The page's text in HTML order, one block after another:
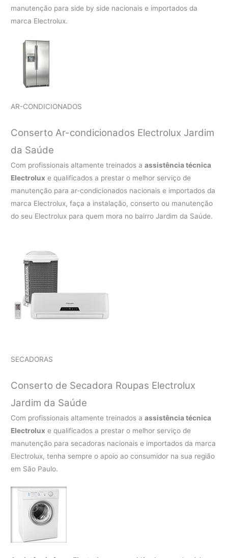
manutenção para side by side nacionais e importados da
marca Electrolux.
AR-CONDICIONADOS
Conserto Ar-condicionados Electrolux Jardim
da Saúde
Com profissionais altamente treinados aassistência técnica
Electrolux e qualificados a prestar o melhor serviço de
manutenção para ar-condicionados nacionais e importados da
marca Electrolux, faça a instalação, conserto ou manutenção
do seu Electrolux para quem mora no bairro Jardim da Saúde.
SECADORAS
Conserto de Secadora Roupas Electrolux
Jardim da Saúde
Com profissionais altamente treinados aassistência técnica
Electrolux e qualificados a prestar o melhor serviço de
manutenção para secadoras nacionais e importados da marca
Electrolux, tenha sempre o apoio ao consumidor na sua região
em São Paulo.